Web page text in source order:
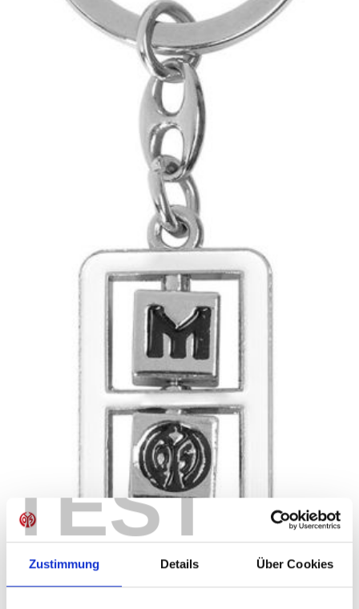
TEST
Zustimmung Details Über Cookies